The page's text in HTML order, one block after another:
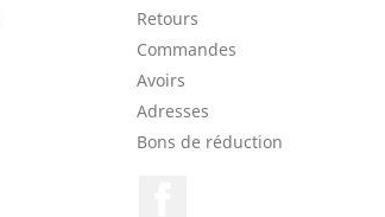
Retours
Commandes
Avoirs
Adresses
Bons de réduction